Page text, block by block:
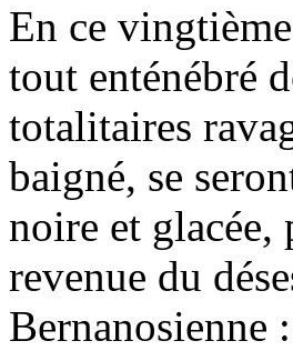
En ce
tout enténébré
totalitaires
baigné, se
noire et glacée,
revenue du
Bernanosienne :